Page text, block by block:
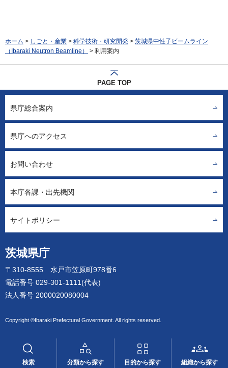
検索 分類から探す 目的から探す 組織から探す
ホーム > しごと・産業 > 科学技術・研究開発 > 茨城県中性子ビームライン
（Ibaraki Neutron Beamline）
> 利用案内
PAGE TOP
茨城県庁
〒310-8555 水戸市笠原町978番6
電話番号 029-301-1111(代表)
法人番号 2000020080004
Copyright ©Ibaraki Prefectural Government. All rights reserved.
県庁総合案内
県庁へのアクセス
お問い合わせ
本庁各課・出先機関
サイトポリシー